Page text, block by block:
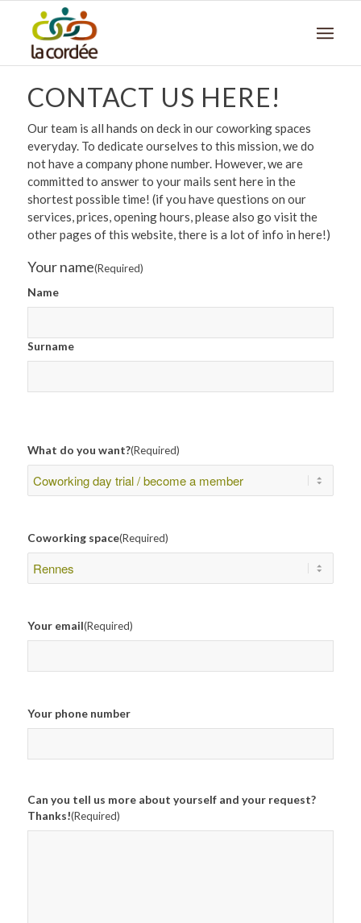
CONTACT US HERE!
Our team is all hands on deck in our coworking spaces
everyday. To dedicate ourselves to this mission, we do
not have a company phone number. However, we are
committed to answer to your mails sent here in the
shortest possible time! (if you have questions on our
services, prices, opening hours, please also go visit the
other pages of this website, there is a lot of info in here!)
Your name(Required)
Name
Surname
What do you want?(Required)
Coworking space(Required)
Your email(Required)
Your phone number
Can you tell us more about yourself and your request?
Thanks!(Required)